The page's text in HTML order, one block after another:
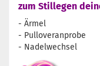
zum Stillegen
- Ärmel
- Pulloveranprobe
- Nadelwechsel